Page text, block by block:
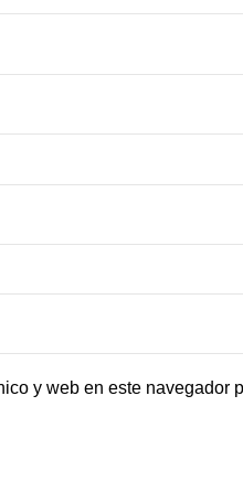
y web en este navegador